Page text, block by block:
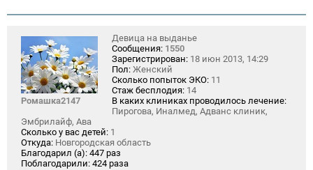
Ромашка2147
Девица на выданье
Сообщения: 1550
Зарегистрирован: 18 июн 2013, 14:29
Пол: Женский
Сколько попыток ЭКО: 11
Стаж бесплодия: 14
В каких клиниках проводилось лечение:
Пирогова, Иналмед, Адванс клиник,
Эмбрилайф, Ава
Сколько у вас детей: 1
Откуда: Новгородская область
Благодарил (а): 447 раз
Поблагодарили: 424 раза